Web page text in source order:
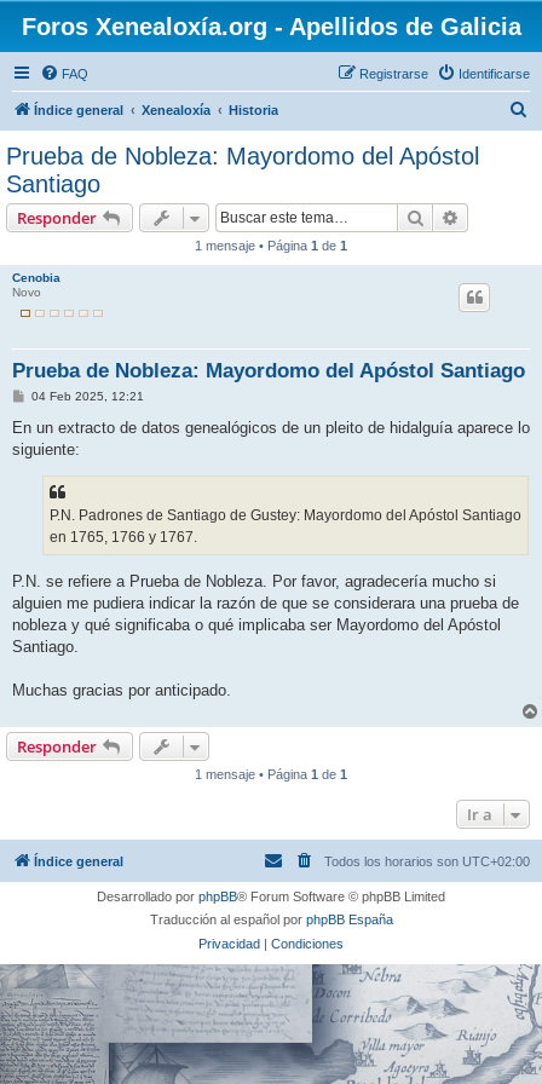
Foros Xenealoxía.org - Apellidos de Galicia
FAQ Identificarse
Registrarse
Índice general Xenealoxía Historia
Prueba de Nobleza: Mayordomo del Apóstol
Santiago
Responder Buscar
1 mensaje • Página 1 de 1
Cenobia
Novo
Prueba de Nobleza: Mayordomo del Apóstol Santiago
M
n
a
04 Feb 2025, 12:21
En un extracto de datos genealógicos de un pleito de hidalguía aparece lo
siguiente:
P.N. Padrones de Santiago de Gustey: Mayordomo del Apóstol Santiago
en 1765, 1766 y 1767.
P.N. se refiere a Prueba de Nobleza. Por favor, agradecería mucho si
alguien me pudiera indicar la razón de que se considerara una prueba de
nobleza y qué significaba o qué implicaba ser Mayordomo del Apóstol
Santiago.
Muchas gracias por anticipado.
Responder
1 mensaje • Página 1 de 1
Ir a
Índice general Todos los horarios son UTC+02:00
Desarrollado por phpBB® Forum Software © phpBB Limited
Traducción al español por phpBB España
Privacidad | Condiciones